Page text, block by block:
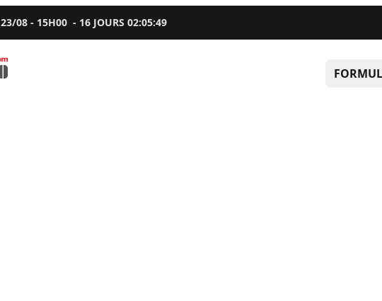
23/08 - 15H00 - 16 JOURS02:05:48